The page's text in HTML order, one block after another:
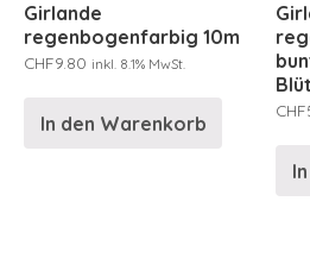
Girlande
regenbogenfarbig 10m
CHF9.80 inkl. 8.1% MwSt.
In den Warenkorb
CHF